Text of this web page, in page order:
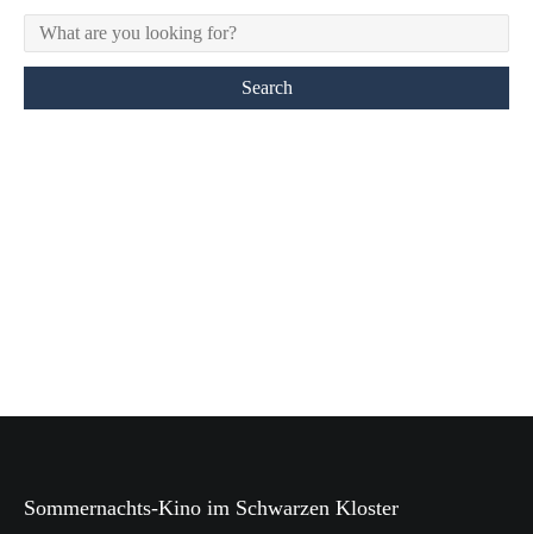
Sommernachts-Kino im Schwarzen Kloster